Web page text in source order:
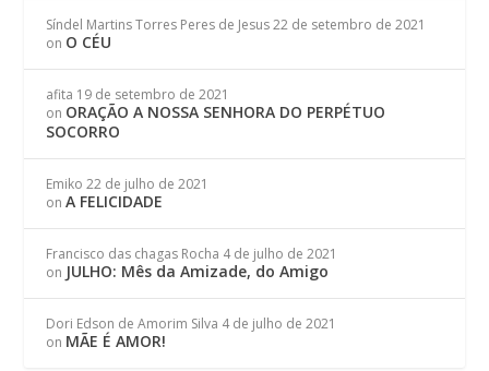
Síndel Martins Torres Peres de Jesus 22 de setembro de 2021
on O CÉU
afita 19 de setembro de 2021
on ORAÇÃO A NOSSA SENHORA DO PERPÉTUO
SOCORRO
Emiko 22 de julho de 2021
onA FELICIDADE
Francisco das chagas Rocha 4 de julho de 2021
on JULHO: Mês da Amizade, do Amigo
Dori Edson de Amorim Silva 4 de julho de 2021
on MÃE É AMOR!